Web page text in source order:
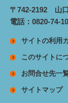
〒742-2192 山
電話：0820-74-
サイトの利用
このサイトに
お問合せ先一
サイトマップ